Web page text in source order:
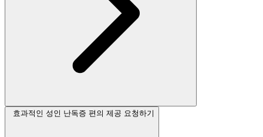
효과적인 성인 난독증 편의 제공 요청하기